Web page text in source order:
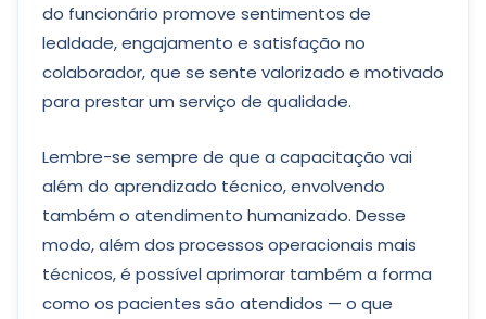
do funcionário promove sentimentos de
lealdade, engajamento e satisfação no
colaborador, que se sente valorizado e motivado
para prestar um serviço de qualidade.
Lembre-se sempre de que a capacitação vai
além do aprendizado técnico, envolvendo
também o atendimento humanizado. Desse
modo, além dos processos operacionais mais
técnicos, é possível aprimorar também a forma
como os pacientes são atendidos — o que